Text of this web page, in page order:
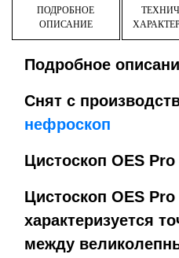
ПОДРОБНОЕ
ОПИСАНИЕ
Подробное
Снят с
нефроскоп
Цистоскоп OES
Цистоскоп OES
характеризуется
между